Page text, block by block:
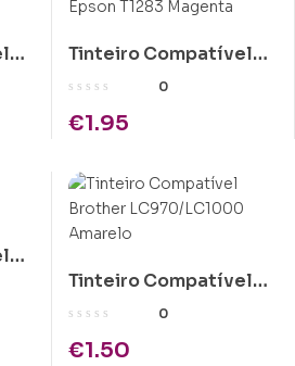
Tinteiro Compatível
Epson T1283 Magenta
0
€1.95
Tinteiro Compatível
Brother LC970/LC1000
0
€1.50